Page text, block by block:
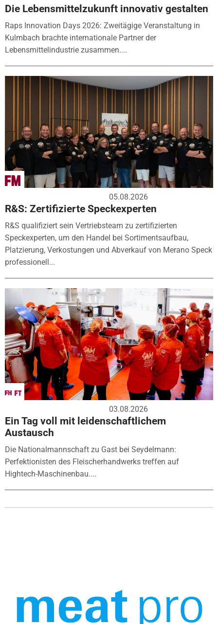
Die Lebensmittelzukunft innovativ gestalten
Raps Innovation Days 2026: Zweitägige Veranstaltung in
Kulmbach brachte internationale Partner der
Lebensmittelindustrie zusammen....
05.08.2026
R&S: Zertifizierte Speckexperten
R&S qualifiziert sein Vertriebsteam zu zertifizierten
Speckexperten, um den Handel bei Sortimentsaufbau,
Platzierung, Verkostungen und Abverkauf von Merano Speck
professionell...
03.08.2026
Ein Tag voll mit leidenschaftlichem
Austausch
Die Nationalmannschaft zu Gast bei Seydelmann:
Perfektionisten des Fleischerhandwerks treffen auf
Hightech-Maschinenbau....